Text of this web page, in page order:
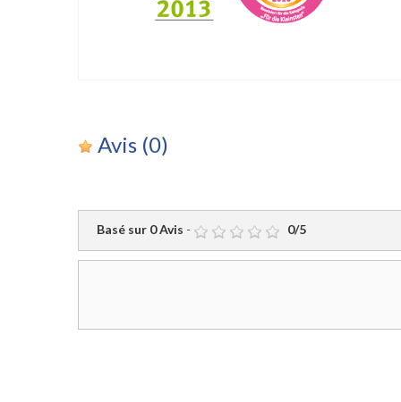
Avis (0)
Basé sur 0Avis - 0/5